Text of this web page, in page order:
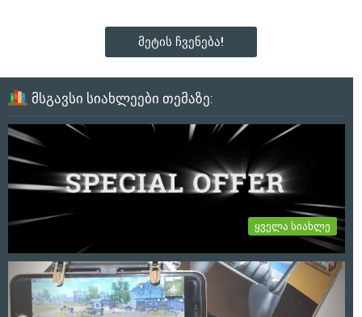
მეტის ჩვენება!
მსგავსი სიახლეები თემაზე:
ყველა სიახლე
იყიდება პროექტი ყვლა თავისი აქტივით
იყიდება პროექტი ყვლა თავისი აქტივით: Web Page:
Mobilegames.ge Facebook:...